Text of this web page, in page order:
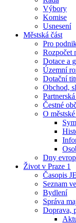
Výbory
Komise
Usnesení
Městská část
Pro
Rozpočet
Dotace a
Územní
Dotační
Obchod,
Čestné
O
Dny
Život v Praze 1
Časopis
Seznam
Bydlení
Správa
Doprava,